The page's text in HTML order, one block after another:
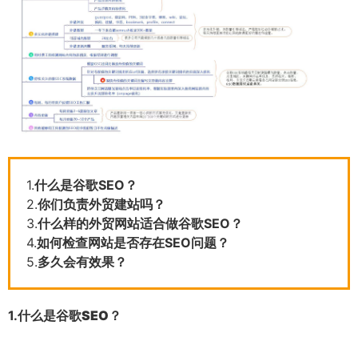
1.什么是谷歌SEO？
2.你们负责外贸建站吗？
3.什么样的外贸网站适合做谷歌SEO？
4.如何检查网站是否存在SEO问题？
5.多久会有效果？
1.什么是谷歌SEO？